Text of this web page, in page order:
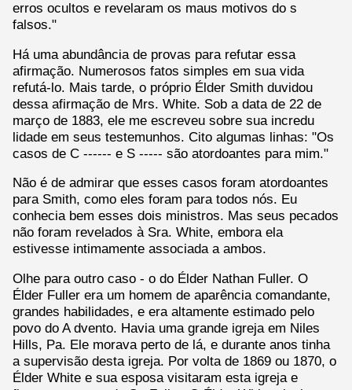
erros ocultos e revelaram os maus motivos do s
falsos."
Há uma abundância de provas para refutar essa
afirmação. Numerosos fatos simples em sua vida
refutá-lo. Mais tarde, o próprio Élder Smith duvidou
dessa afirmação de Mrs. White. Sob a data de 22 de
março de 1883, ele me escreveu sobre sua incredu
lidade em seus testemunhos. Cito algumas linhas: "Os
casos de C ------ e S ----- são atordoantes para mim."
Não é de admirar que esses casos foram atordoantes
para Smith, como eles foram para todos nós. Eu
conhecia bem esses dois ministros. Mas seus pecados
não foram revelados à Sra. White, embora ela
estivesse intimamente associada a ambos.
Olhe para outro caso - o do Élder Nathan Fuller. O
Élder Fuller era um homem de aparência comandante,
grandes habilidades, e era altamente estimado pelo
povo do A dvento. Havia uma grande igreja em Niles
Hills, Pa. Ele morava perto de lá, e durante anos tinha
a supervisão desta igreja. Por volta de 1869 ou 1870, o
Élder White e sua esposa visitaram esta igreja e